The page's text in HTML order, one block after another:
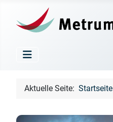
Aktuelle Seite: Startseite